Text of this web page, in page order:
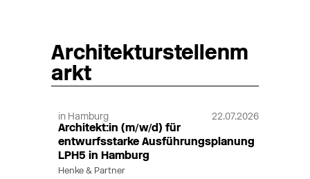
Architekturstellenm
arkt
in Hamburg 22.07.2026
Architekt:in (m/w/d) für
entwurfsstarke Ausführungsplanung
LPH5 in Hamburg
Henke & Partner